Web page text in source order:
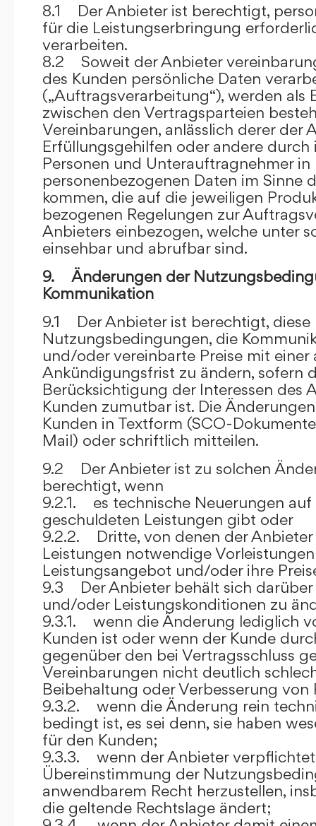
8.1 Der Anbieter ist berechtigt,
für die Leistungserbringung
verarbeiten.
8.2 Soweit der Anbieter
des Kunden persönliche Daten
(„Auftragsverarbeitung“), werden als
zwischen den Vertragsparteien
Vereinbarungen, anlässlich derer der
Erfüllungsgehilfen oder andere
Personen und Unterauftragnehmer
personenbezogenen Daten im Sinne
kommen, die auf die jeweiligen
bezogenen Regelungen zur
Anbieters einbezogen, welche unter
einsehbar und abrufbar sind.
9. Änderungen der
Kommunikation
9.1 Der Anbieter ist berechtigt, diese
Nutzungsbedingungen, die
und/oder vereinbarte Preise mit einer
Ankündigungsfrist zu ändern, sofern
Berücksichtigung der Interessen des
Kunden zumutbar ist. Die
Kunden in Textform (SCO-
Mail) oder schriftlich mitteilen.
9.2 Der Anbieter ist zu solchen
berechtigt, wenn
9.2.1. es technische Neuerungen
geschuldeten Leistungen gibt oder
9.2.2. Dritte, von denen der Anbieter
Leistungen notwendige
Leistungsangebot und/oder ihre
9.3 Der Anbieter behält sich darüber
und/oder Leistungskonditionen zu
9.3.1. wenn die Änderung lediglich
Kunden ist oder wenn der Kunde
gegenüber den bei Vertragsschluss
Vereinbarungen nicht deutlich
Beibehaltung oder Verbesserung
9.3.2. wenn die Änderung rein
bedingt ist, es sei denn, sie haben
für den Kunden;
9.3.3. wenn der Anbieter verpflichtet
Übereinstimmung der
anwendbarem Recht herzustellen,
die geltende Rechtslage ändert;